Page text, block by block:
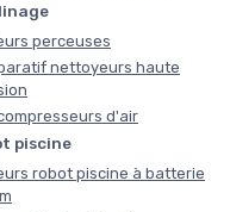
perceuses
nettoyeurs haute
d'air
piscine
robot piscine à batterie